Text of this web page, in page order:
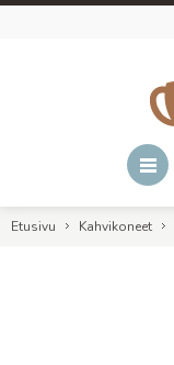
Etusivu Kahvikoneet